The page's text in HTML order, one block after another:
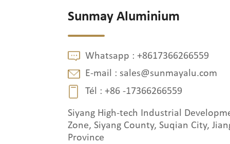
Sunmay Aluminium
Whatsapp : +8617366266559
E-mail : sales@sunmayalu.com
Tél : +86 -17366266559
Siyang High-tech Industrial
Zone, Siyang County, Suqian City,
Province